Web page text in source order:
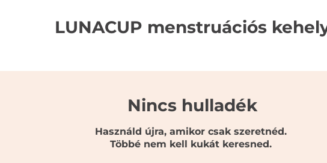
LUNACUP menstruációs
Nincs hulladék
Használd újra, amikor csak szeretnéd.
Többé nem kell kukát keresned.